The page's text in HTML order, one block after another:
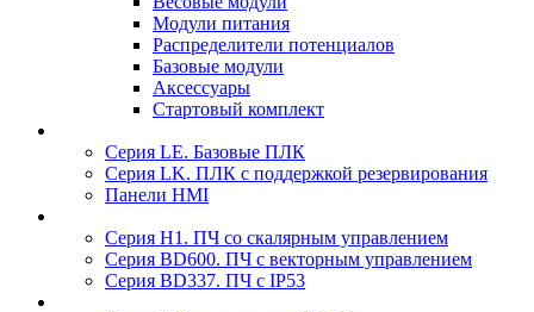
Модули питания
Распределители потенциалов
Базовые модули
Аксесcуары
Стартовый комплект
Серия LE. Базовые ПЛК
Серия LK. ПЛК с поддержкой резервирования
Панели HMI
Серия H1. ПЧ со скалярным управлением
Серия BD600. ПЧ с векторным управлением
Серия BD337. ПЧ с IP53